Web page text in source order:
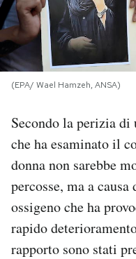
PODCAST
NEWSLETTER
SHOP
CALENDARIO
AREA PERSONALE
(EPA/ Wael Hamzeh, ANSA)
Secondo la perizia
che ha esaminato il
donna non sarebbe
percosse, ma a causa
ossigeno che ha
rapido
rapporto sono stati